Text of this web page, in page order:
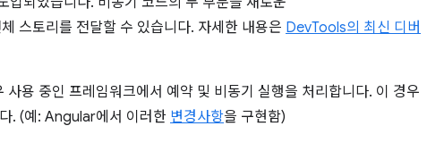
스토리를 전달할 수 있습니다. 자세한 내용은 DevTools의 최신 디버
용 중인 프레임워크에서 예약 및 비동기 실행을 처리합니다. 이 경우
. (예: Angular에서 이러한 변경사항을 구현함)